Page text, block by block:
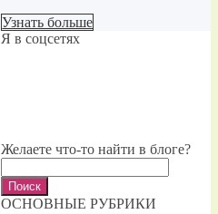
Узнать больше
Я в соцсетях
Желаете что-то найти в блоге?
ОСНОВНЫЕ РУБРИКИ